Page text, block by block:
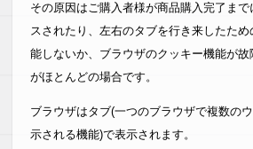
その原因はご購入者様が商品購入完了ま
スされたり、左右のタブを行き来したた
能しないか、ブラウザのクッキー機能が
がほとんどの場合です。
ブラウザはタブ(一つのブラウザで複数の
示される機能)で表示されます。